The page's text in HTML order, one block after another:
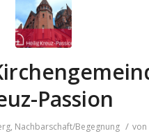
Passion
, Nachbarschaft/Begegnung / von